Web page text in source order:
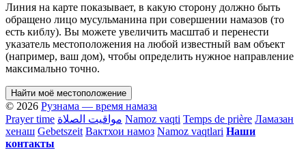
Линия на карте показывает, в какую сторону должно быть
обращено лицо мусульманина при совершении намазов (то
есть киблу). Вы можете увеличить масштаб и перенести
указатель местоположения на любой известный вам объект
(например, ваш дом), чтобы определить нужное направление
максимально точно.
Найти моё местоположение
© 2026 Рузнама — время намаза
Prayer time مواقيت الصلاة Namoz vaqti Temps de prière Ламазан
хенаш Gebetszeit Вактхои намоз Namoz vaqtlari Наши
контакты